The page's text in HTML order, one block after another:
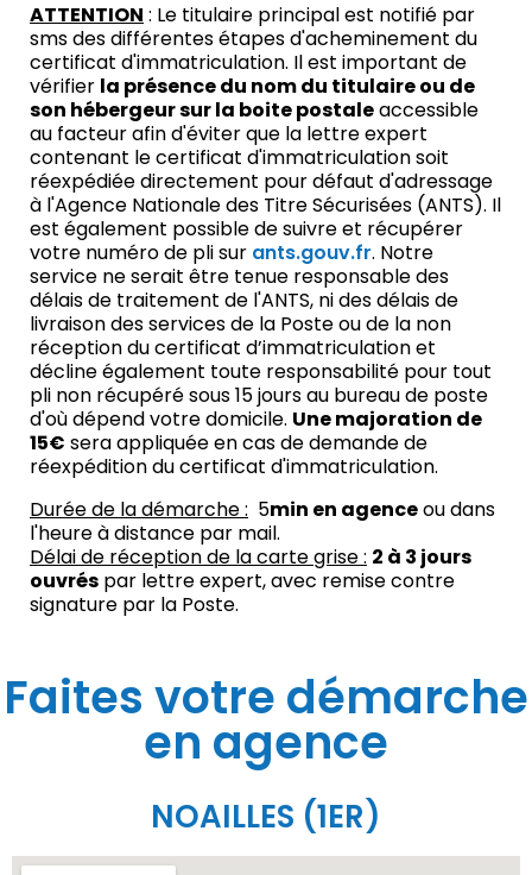
ATTENTION : Le titulaire principal est notifié par
sms des différentes étapes d'acheminement du
certificat d'immatriculation. Il est important de
vérifier la présence du nom du titulaire ou de
son hébergeur sur la boite postaleaccessible
au facteur afin d'éviter que la lettre expert
contenant le certificat d'immatriculation soit
réexpédiée directement pour défaut d'adressage
à l'Agence Nationale des Titre Sécurisées (ANTS). Il
est également possible de suivre et récupérer
votre numéro de pli sur ants.gouv.fr. Notre
service ne serait être tenue responsable des
délais de traitement de l'ANTS, ni des délais de
livraison des services de la Poste ou de la non
réception du certificat d’immatriculation et
décline également toute responsabilité pour tout
pli non récupéré sous 15 jours au bureau de poste
d'où dépend votre domicile. Une majoration de
15€ sera appliquée en cas de demande de
réexpédition du certificat d'immatriculation.
Durée de la démarche : 5min en agenceou dans
l'heure à distance par mail.
Délai de réception de la carte grise : 2 à 3 jours
ouvrés par lettre expert, avec remise contre
signature par la Poste.
Faites votre démarche
en agence
NOAILLES (1ER)